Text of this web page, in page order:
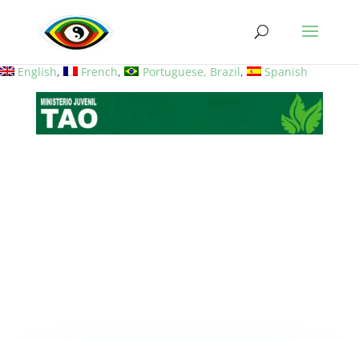
English French Portuguese, Brazil Spanish